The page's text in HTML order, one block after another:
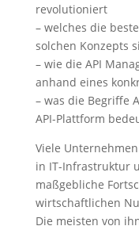
revolutioniert
– welches die
solchen Konzepts
– wie die API
anhand eines
– was die Begriffe
API-Plattform
Viele
in IT-Infrastruktur
maßgebliche
wirtschaftlichen
Die meisten von